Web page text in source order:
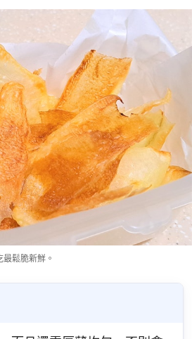
鬆脆新鮮。